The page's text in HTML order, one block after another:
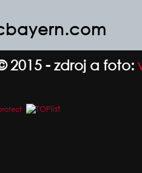
2015 - zdroj a foto: